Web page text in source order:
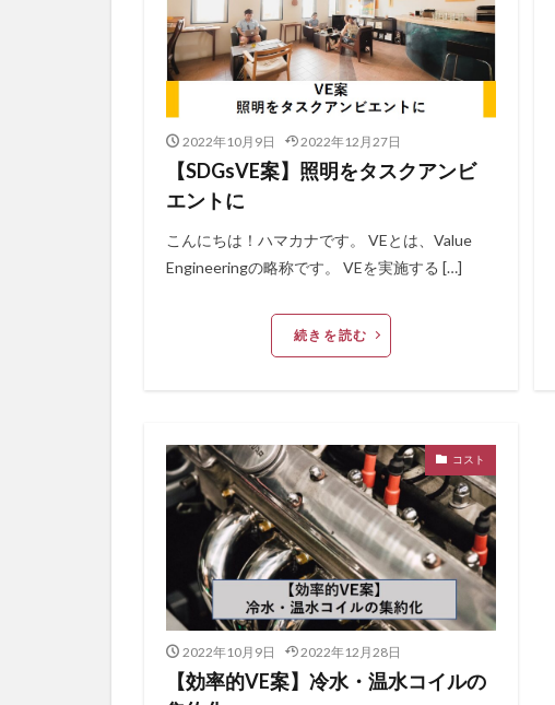
2022年10月9日 2022年12月27日
【SDGsVE案】照明をタスクアンビ
エントに
こんにちは！ハマカナです。 VEとは、Value
Engineeringの略称です。 VEを実施する […]
続きを読む
コスト
2022年10月9日 2022年12月28日
【効率的VE案】冷水・温水コイルの